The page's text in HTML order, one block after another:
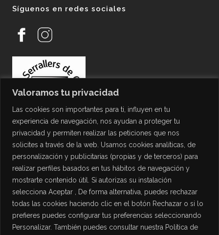
Valoramos tu privacidad
Las cookies son importantes para ti, influyen en tu
experiencia de navegación, nos ayudan a proteger tu
privacidad y permiten realizar las peticiones que nos
solicites a través de la web. Usamos cookies analíticas, de
personalización y publicitarias (propias y de terceros) para
realizar perfiles basados en tus hábitos de navegación y
mostrarte contenido útil. Si autorizas su instalación
selecciona Aceptar , De forma alternativa, puedes rechazar
todas las cookies haciendo clic en el botón Rechazar o si lo
prefieres puedes configurar tus preferencias seleccionando
Personalizar. También puedes consultar nuestra Política de
Síguenos en redes sociales
PROTECCIÓN DE DATOS
Política de Privacidad
Política de Cookies
Aviso Legal